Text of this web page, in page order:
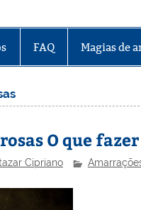
FAQ Magias de
O que
Cipriano